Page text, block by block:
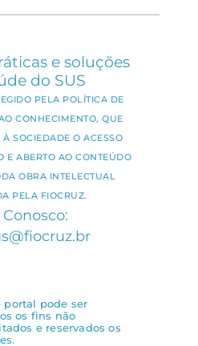
e soluções
do SUS
PELA POLÍTICA DE
CONHECIMENTO, QUE
SOCIEDADE O ACESSO
E ABERTO AO CONTEÚDO
OBRA INTELECTUAL
PELA FIOCRUZ.
Conosco:
portal pode ser
os fins não
e reservados os